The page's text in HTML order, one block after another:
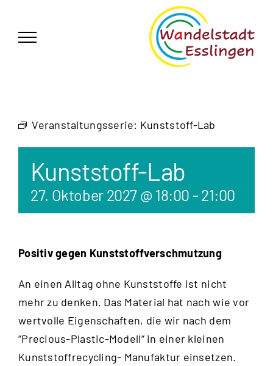
springen
Veranstaltungsserie: Kunststoff-Lab
Kunststoff-Lab
27. Oktober 2027 @ 18:00 - 21:00
Positiv gegen Kunststoffverschmutzung
An einen Alltag ohne Kunststoffe ist nicht
mehr zu denken. Das Material hat nach wie vor
wertvolle Eigenschaften, die wir nach dem
“Precious-Plastic-Modell“ in einer kleinen
Kunststoffrecycling- Manufaktur einsetzen.